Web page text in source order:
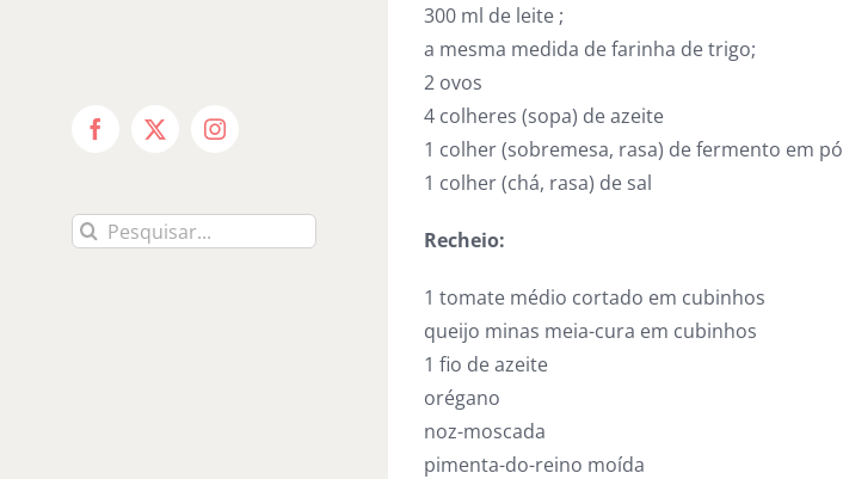
Facebook
X Instagram
Buscar
300 ml de leite ;
a mesma medida de farinha de trigo;
2 ovos
4 colheres (sopa) de azeite
1 colher (sobremesa, rasa) de fermento em pó
1 colher (chá, rasa) de sal
Recheio:
1 tomate médio cortado em cubinhos
queijo minas meia-cura em cubinhos
1 fio de azeite
orégano
noz-moscada
pimenta-do-reino moída